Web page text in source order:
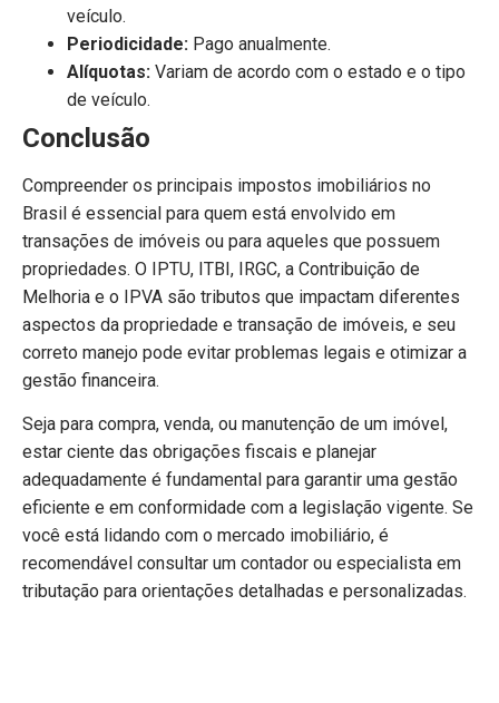
veículo.
Periodicidade: Pago anualmente.
Alíquotas: Variam de acordo com o estado e o tipo
de veículo.
Conclusão
Compreender os principais impostos imobiliários no
Brasil é essencial para quem está envolvido em
transações de imóveis ou para aqueles que possuem
propriedades. O IPTU, ITBI, IRGC, a Contribuição de
Melhoria e o IPVA são tributos que impactam diferentes
aspectos da propriedade e transação de imóveis, e seu
correto manejo pode evitar problemas legais e otimizar a
gestão financeira.
Seja para compra, venda, ou manutenção de um imóvel,
estar ciente das obrigações fiscais e planejar
adequadamente é fundamental para garantir uma gestão
eficiente e em conformidade com a legislação vigente. Se
você está lidando com o mercado imobiliário, é
recomendável consultar um contador ou especialista em
tributação para orientações detalhadas e personalizadas.